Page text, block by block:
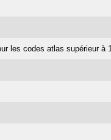
les codes atlas supérieur à 1